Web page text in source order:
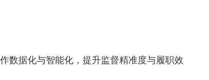
数据化与智能化，提升监督精准度与履职效